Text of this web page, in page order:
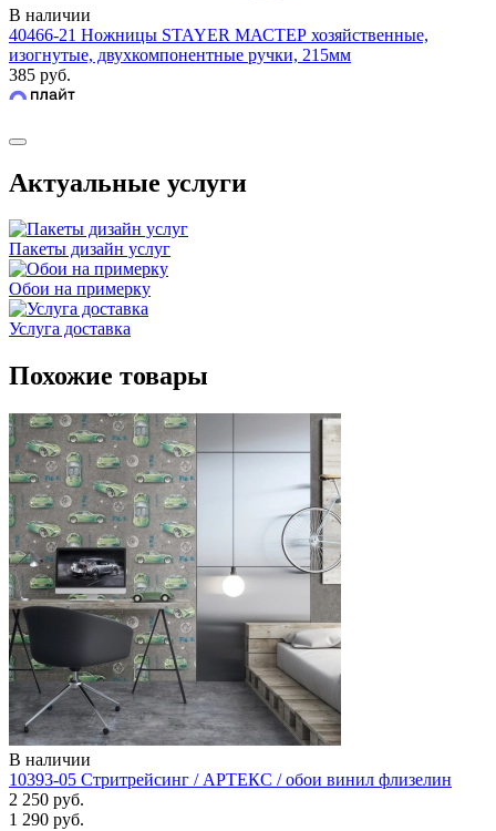
В наличии
40466-21 Ножницы STAYER МАСТЕР хозяйственные,
изогнутые, двухкомпонентные ручки, 215мм
385 руб.
Актуальные услуги
Пакеты дизайн услуг
Обои на примерку
Услуга доставка
Похожие товары
В наличии
10393-05 Стритрейсинг / АРТЕКС / обои винил флизелин
2 250 руб.
1 290 руб.